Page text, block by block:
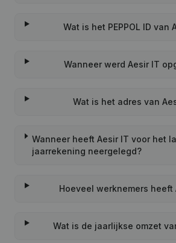
Wat is het PEPPOL ID van
Wanneer werd Aesir IT
Wat is het adres van
Wanneer heeft Aesir IT voor het
jaarrekening neergelegd?
Hoeveel werknemers heeft
Wat is de jaarlijkse omzet